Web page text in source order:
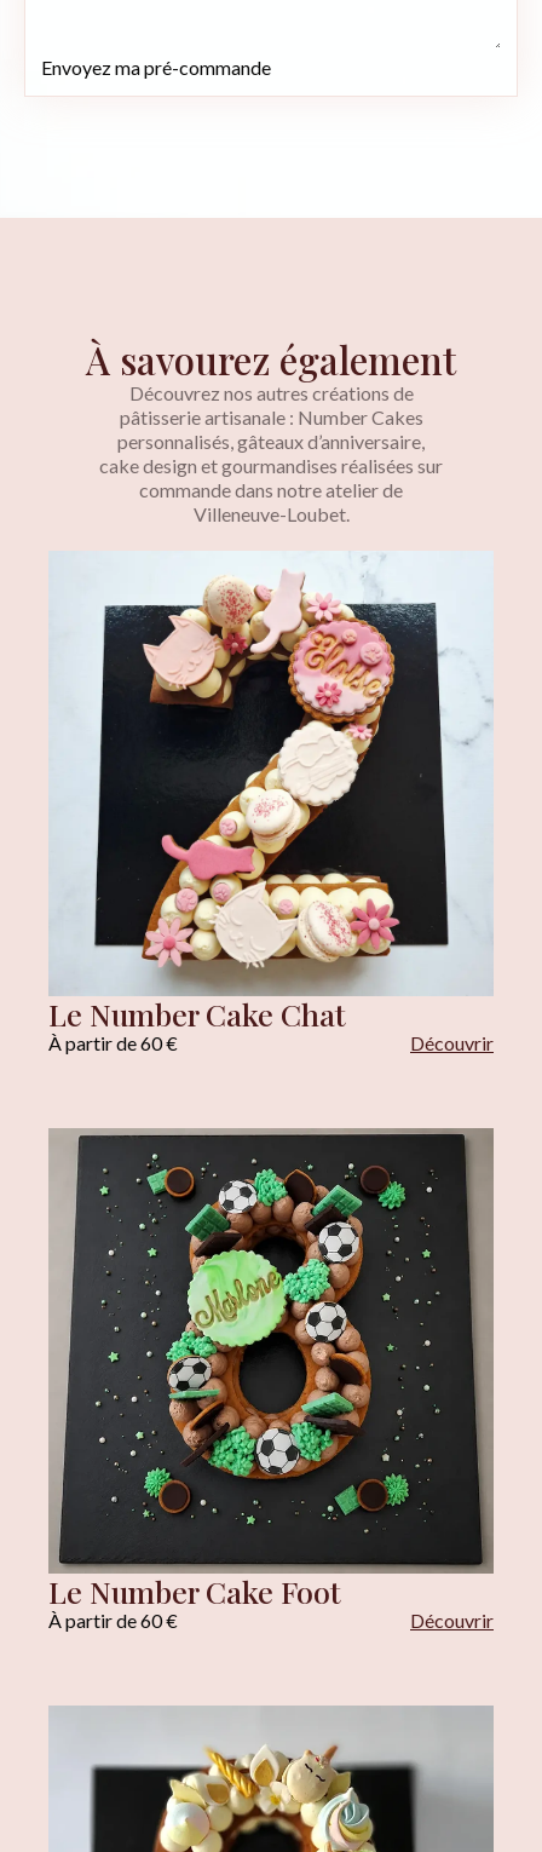
Envoyez ma pré-commande
À savourez également
Découvrez nos autres créations de
pâtisserie artisanale : Number Cakes
personnalisés, gâteaux d’anniversaire,
cake design et gourmandises réalisées sur
commande dans notre atelier de
Villeneuve-Loubet.
Le Number Cake Chat
À partir de 60 € Découvrir
Le Number Cake Foot
À partir de 60 € Découvrir